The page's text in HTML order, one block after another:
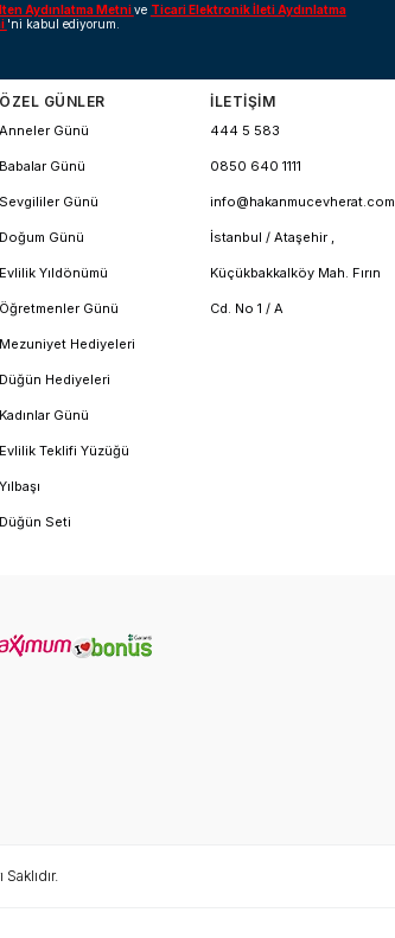
Aydınlatma Metnive Ticari Elektronik İleti Aydınlatma
'ni kabul ediyorum.
ÖZEL GÜNLER
Anneler Günü
Babalar Günü
Sevgililer Günü
Doğum Günü
Evlilik Yıldönümü
Öğretmenler Günü
Mezuniyet Hediyeleri
Düğün Hediyeleri
Kadınlar Günü
Evlilik Teklifi Yüzüğü
Yılbaşı
Düğün Seti
İLETİŞİM
444 5 583
0850 640 1111
info@hakanmucevherat.com
İstanbul / Ataşehir ,
Küçükbakkalköy Mah. Fırın
Cd. No 1 / A